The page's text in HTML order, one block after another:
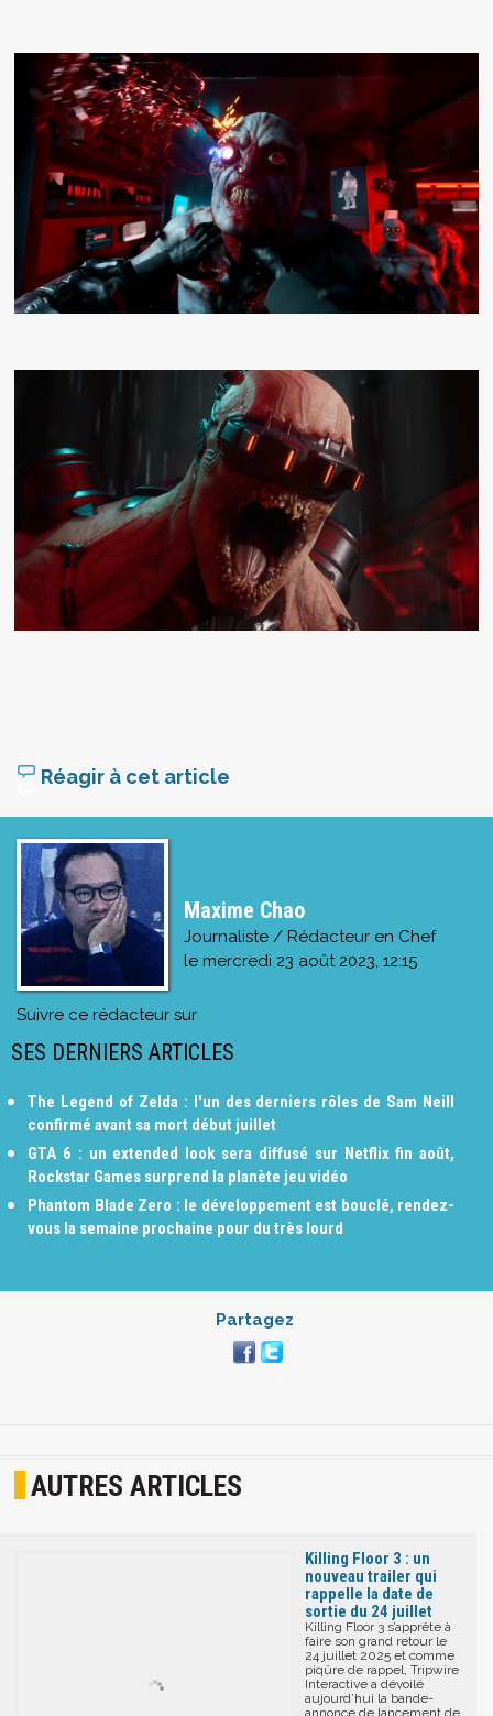
Réagir à cet article
Maxime Chao
Journaliste / Rédacteur en Chef
le mercredi 23 août 2023, 12:15
Suivre ce rédacteur sur
SES DERNIERS ARTICLES
The Legend of Zelda : l'un des derniers rôles de Sam Neill
confirmé avant sa mort début juillet
GTA 6 : un extended look sera diffusé sur Netflix fin août,
Rockstar Games surprend la planète jeu vidéo
Phantom Blade Zero : le développement est bouclé, rendez-
vous la semaine prochaine pour du très lourd
Partagez
AUTRES ARTICLES
Killing Floor 3 : un
nouveau trailer qui
rappelle la date de
sortie du 24 juillet
Killing Floor 3 s’apprête à
faire son grand retour le
24 juillet 2025 et comme
piqûre de rappel, Tripwire
Interactive a dévoilé
aujourd’hui la bande-
annonce de lancement de